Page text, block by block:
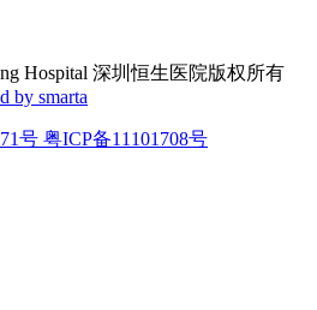
Hospital 深圳恒生医院版权所有
by smarta
号 粤ICP备11101708号